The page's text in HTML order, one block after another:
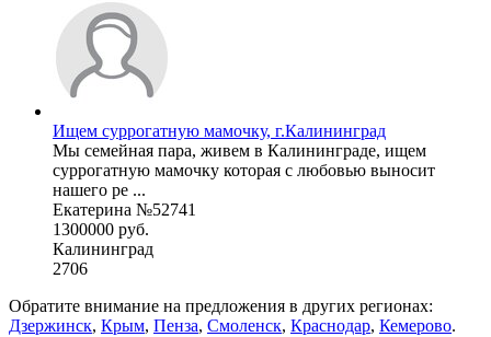
Ищем суррогатную мамочку, г.Калининград
Мы семейная пара, живем в Калининграде, ищем
суррогатную мамочку которая с любовью выносит
нашего ре ...
Екатерина №52741
1300000 руб.
Калининград
2706
Обратите внимание на предложения в других регионах:
Дзержинск, Крым, Пенза, Смоленск, Краснодар, Кемерово.